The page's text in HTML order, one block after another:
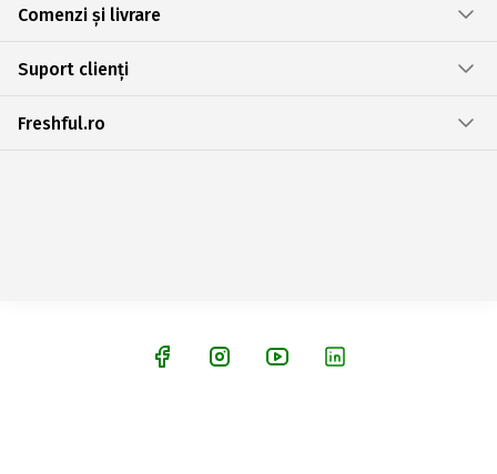
Comenzi și livrare
Suport clienți
Freshful.ro